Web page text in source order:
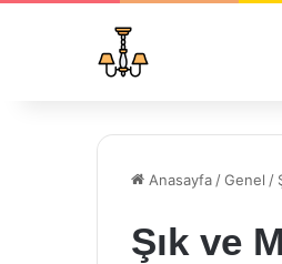
Anasayfa /Genel /
Şık ve